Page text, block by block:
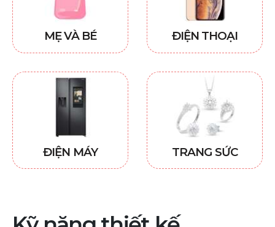
MẸ VÀ BÉ ĐIỆN THOẠI
ĐIỆN MÁY TRANG SỨC